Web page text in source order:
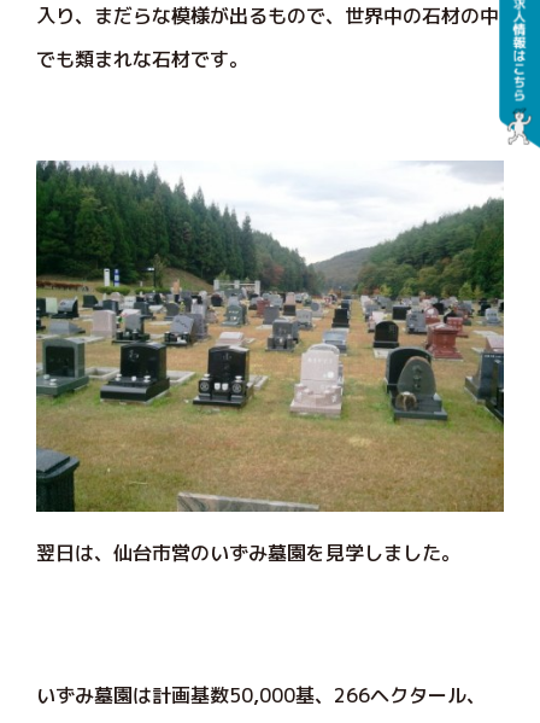
入り、まだらな模様が出るもので、世界中の石材の中
でも類まれな石材です。
翌日は、仙台市営のいずみ墓園を見学しました。
いずみ墓園は計画基数50,000基、266ヘクタール、